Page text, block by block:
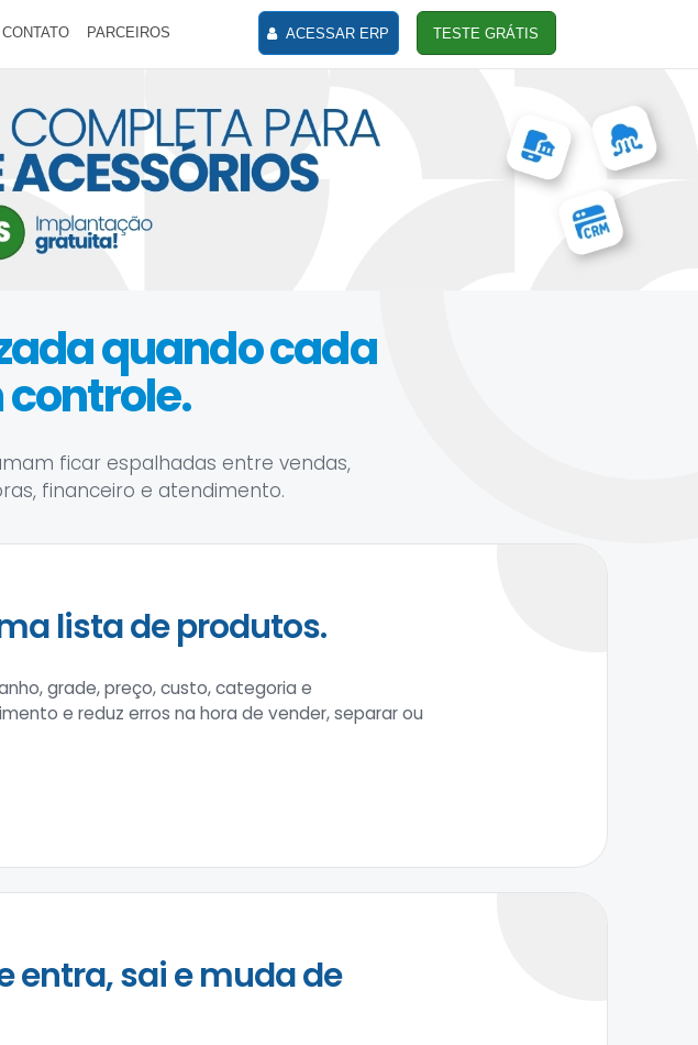
CONTATO PARCEIROS ACESSAR ERP TESTE GRÁTIS
quando cada
ficar espalhadas entre vendas,
financeiro e atendimento.
lista de produtos.
grade, preço, custo, categoria e
e reduz erros na hora de vender, separar ou
entra, sai e muda de